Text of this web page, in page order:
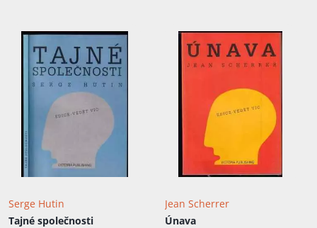
Serge Hutin
Tajné společnosti
Jean Scherrer
Únava